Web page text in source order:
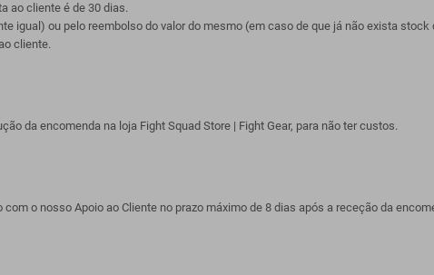
ao cliente é de 30 dias.
igual) ou pelo reembolso do valor do mesmo (em caso de que já não exista
cliente.
da encomenda na loja Fight Squad Store | Fight Gear, para não ter custos.
o nosso Apoio ao Cliente no prazo máximo de 8 dias após a receção da